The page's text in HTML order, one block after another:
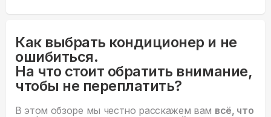
Как выбрать кондиционер и не
ошибиться.
На что стоит обратить внимание,
чтобы не переплатить?
В этом обзоре мы честно расскажем вам всё, что